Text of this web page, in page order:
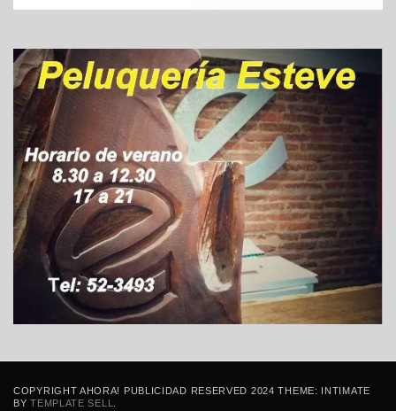
COPYRIGHT AHORA! PUBLICIDAD RESERVED 2024 THEME: INTIMATE
BYTEMPLATE SELL